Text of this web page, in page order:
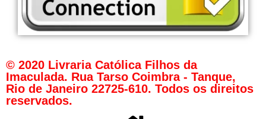
© 2020 Livraria Católica Filhos da
Imaculada. Rua Tarso Coimbra - Tanque,
Rio de Janeiro 22725-610. Todos os direitos
reservados.